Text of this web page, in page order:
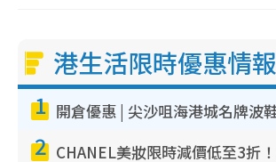
港生活限時優惠情報
1
2